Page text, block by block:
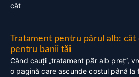
cât
Tratament pentru părul alb: cât
pentru banii tăi
Când cauți „tratament păr alb preț”,
o pagină care ascunde costul până la